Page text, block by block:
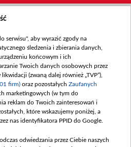
serwisu", aby wyrazić zgody na
śledzenia i zbierania danych,
końcowym i ich
Twoich danych osobowych przez
(zwaną dalej również „TVP”),
firm) oraz pozostałych Zaufanych
marketingowych (w tym do
reklam do Twoich zainteresowań i
które wskazujemy poniżej, a
nas identyfikatora PPID do Google.
odwiedzania przez Ciebie naszych